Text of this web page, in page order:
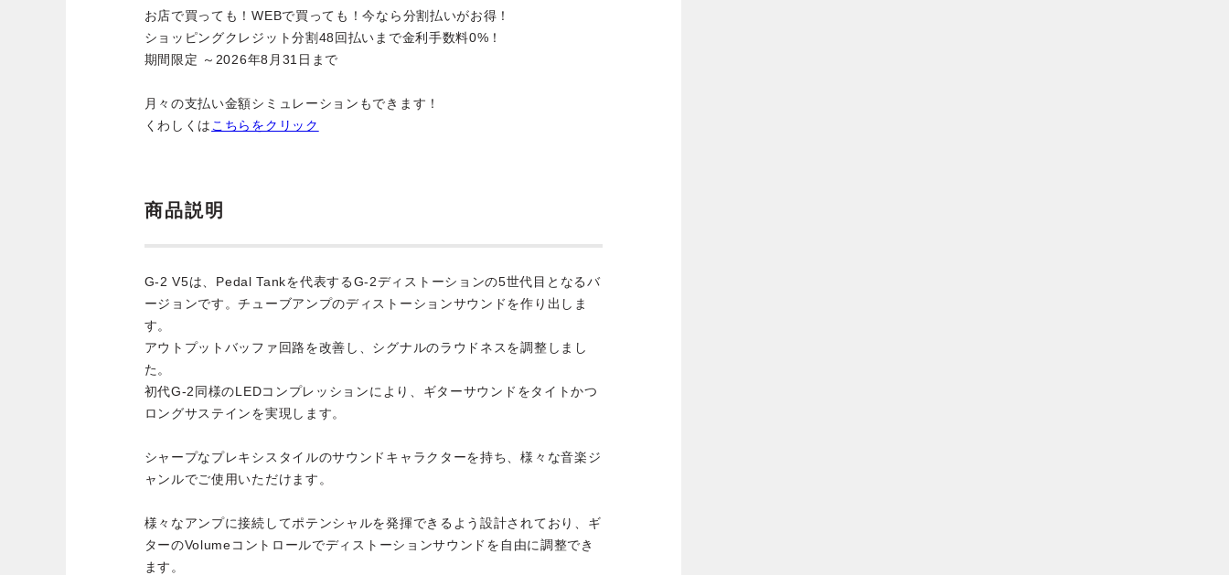
お店で買っても！WEBで買っても！今なら分割払いがお得！
ショッピングクレジット分割48回払いまで金利手数料0%！
期間限定 ～2026年8月31日まで
月々の支払い金額シミュレーションもできます！
くわしくは こちらをクリック
商品説明
G-2 V5は、Pedal Tankを代表するG-2ディストーションの5世代目となるバ
ージョンです。チューブアンプのディストーションサウンドを作り出しま
す。
アウトプットバッファ回路を改善し、シグナルのラウドネスを調整しまし
た。
初代G-2同様のLEDコンプレッションにより、ギターサウンドをタイトかつ
ロングサステインを実現します。
シャープなプレキシスタイルのサウンドキャラクターを持ち、様々な音楽ジ
ャンルでご使用いただけます。
様々なアンプに接続してポテンシャルを発揮できるよう設計されており、ギ
ターのVolumeコントロールでディストーションサウンドを自由に調整でき
ます。